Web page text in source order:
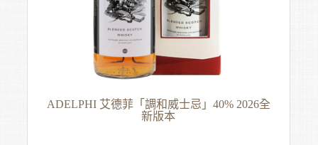
ADELPHI 艾德菲「調和威士忌」40% 2026全
新版本